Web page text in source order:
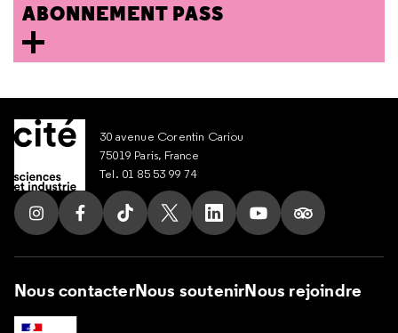
ABONNEMENT PASS
30 avenue Corentin Cariou
75019 Paris, France
Tel. 01 85 53 99 74
Suivez nous sur Instagram
Suivez nous sur Facebook
Suivez nous sur Tik Tok
Suivez nous sur X
Suivez nous sur LinkedIn
Suivez nous sur
Suivez nous
Nous contacterNous soutenirNous rejoindre